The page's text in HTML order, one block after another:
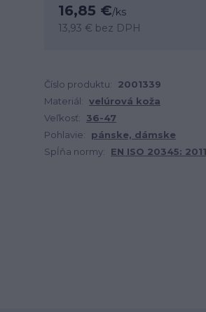
16,85 €/ks
13,93 € bez DPH
Číslo produktu: 2001339
Materiál: velúrová koža
Veľkosť:
36-47
Pohlavie:
pánske, dámske
Spĺňa normy:
EN ISO 20345: 2011